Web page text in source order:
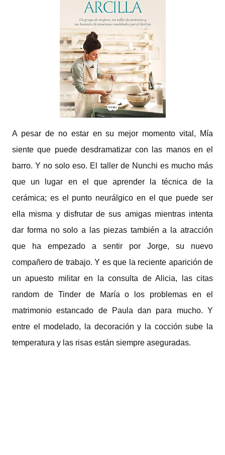
A pesar de no estar en su mejor momento vital, Mía
siente que puede desdramatizar con las manos en el
barro. Y no solo eso. El taller de Nunchi es mucho más
que un lugar en el que aprender la técnica de la
cerámica; es el punto neurálgico en el que puede ser
ella misma y disfrutar de sus amigas mientras intenta
dar forma no solo a las piezas también a la atracción
que ha empezado a sentir por Jorge, su nuevo
compañero de trabajo. Y es que la reciente aparición de
un apuesto militar en la consulta de Alicia, las citas
random de Tinder de María o los problemas en el
matrimonio estancado de Paula dan para mucho. Y
entre el modelado, la decoración y la cocción sube la
temperatura y las risas están siempre aseguradas.